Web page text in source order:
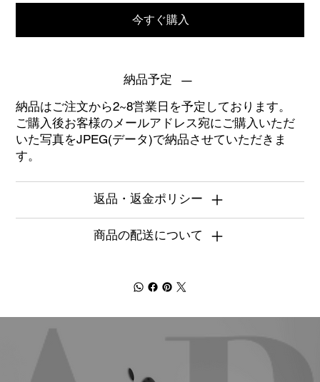
今すぐ購入
納品予定
納品はご注文から2~8営業日を予定しております。
ご購入後お客様のメールアドレス宛にご購入いただ
いた写真をJPEG(データ)で納品させていただきま
す。
返品・返金ポリシー
商品の配送について